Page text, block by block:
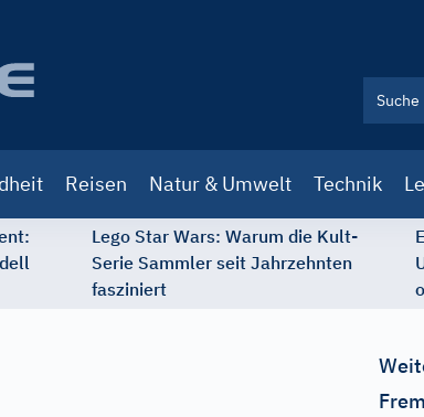
Reisen Natur & Umwelt Technik
Lego Star Wars: Warum die Kult-
Serie Sammler seit Jahrzehnten
fasziniert